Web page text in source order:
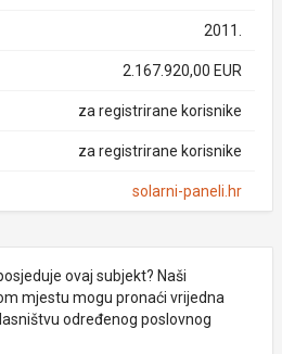
2011.
2.167.920,00 EUR
za registrirane korisnike
za registrirane korisnike
solarni-paneli.hr
ovaj subjekt? Naši
mjestu mogu pronaći vrijedna
određenog poslovnog